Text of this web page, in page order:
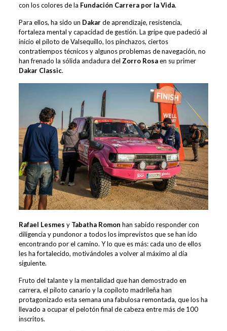
con los colores de la Fundación Carrera por la Vida.
Para ellos, ha sido un Dakarde aprendizaje, resistencia,
fortaleza mental y capacidad de gestión. La gripe que padeció al
inicio el piloto de Valsequillo, los pinchazos, ciertos
contratiempos técnicos y algunos problemas de navegación, no
han frenado la sólida andadura del Zorro Rosaen su primer
Dakar Classic.
Rafael Lesmes yTabatha Romon han sabido responder con
diligencia y pundonor a todos los imprevistos que se han ido
encontrando por el camino. Y lo que es más: cada uno de ellos
les ha fortalecido, motivándoles a volver al máximo al día
siguiente.
Fruto del talante y la mentalidad que han demostrado en
carrera, el piloto canario y la copiloto madrileña han
protagonizado esta semana una fabulosa remontada, que los ha
llevado a ocupar el pelotón final de cabeza entre más de 100
inscritos.